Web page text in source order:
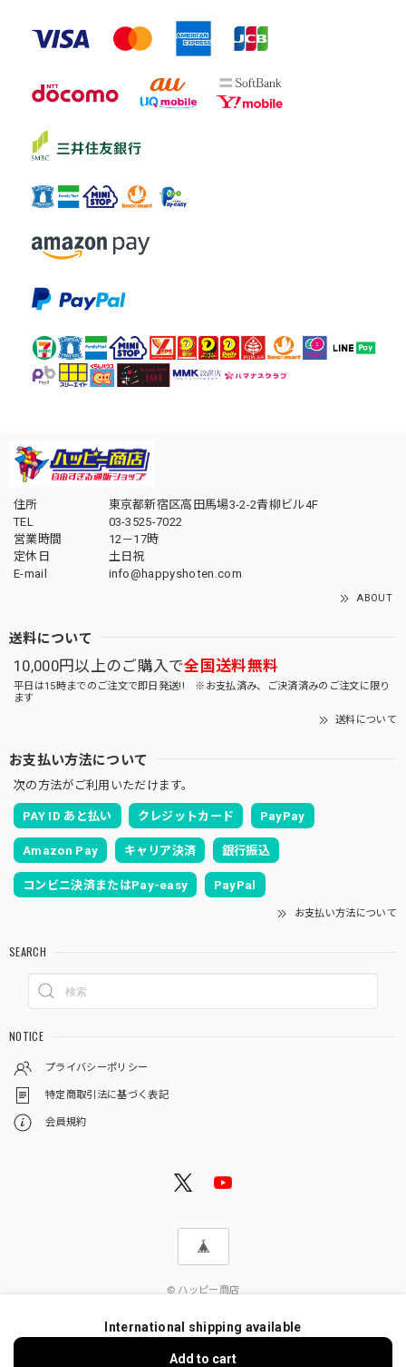
住所
東京都新宿区高田馬場3-2-2青柳ビル4F
TEL
03-3525-7022
営業時間
12－17時
定休日
土日祝
E-mail
info@happyshoten.com
ABOUT
送料について
10,000円以上のご購入で全国送料無料
平日は15時までのご注文で即日発送!! ※お支払済み、ご決済済みのご注文に限り
ます
送料について
お支払い方法について
次の方法がご利用いただけます。
PAY ID あと払い クレジットカード PayPay
Amazon Pay キャリア決済 銀行振込
コンビニ決済またはPay-easy PayPal
お支払い方法について
SEARCH
NOTICE
プライバシーポリシー
特定商取引法に基づく表記
会員規約
© ハッピー商店
International shipping available
Add to cart